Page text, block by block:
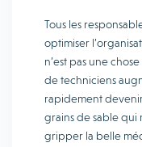
Tous les
optimiser
n’est pas une
de techniciens
rapidement
grains de sable qui
gripper la belle